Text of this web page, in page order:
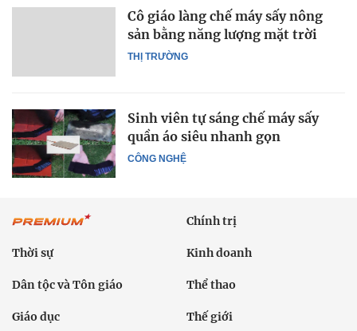
THỊ TRƯỜNG
Cô giáo làng chế máy sấy nông
sản bằng năng lượng mặt trời
CÔNG NGHỆ
Sinh viên tự sáng chế máy sấy
quần áo siêu nhanh gọn
Chính trị
Thời sự Kinh doanh
Dân tộc và Tôn giáo Thể thao
Giáo dục Thế giới